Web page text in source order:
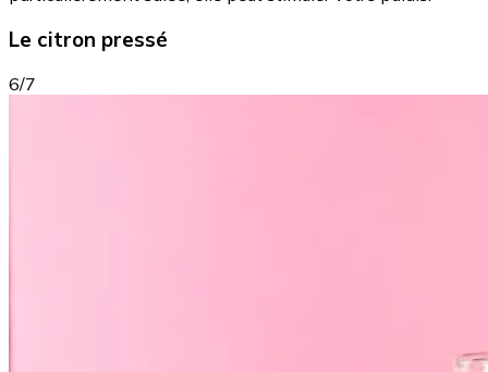
Le citron pressé
6/7